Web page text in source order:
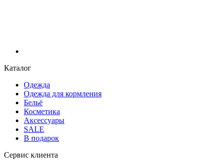
Каталог
Одежда
Одежда для кормления
Бельё
Косметика
Аксессуары
SALE
В подарок
Сервис клиента